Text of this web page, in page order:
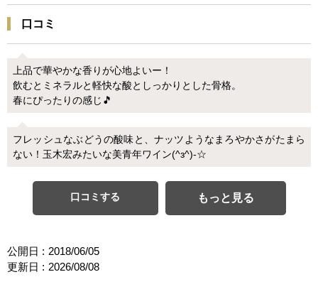
口コミ
上品で華やかな香りが心地よいー！
飲むとミネラルと軽快な酸としっかりとした骨格。
春にぴったりの感じ🎵
フレッシュなぶどうの酸味と、ナッツようなまろやかさがたまら
ない！玉木宏みたいな美青年ワイン(^з^)-☆
口コミする もっと見る
公開日 : 2018/06/05
更新日 : 2026/08/08